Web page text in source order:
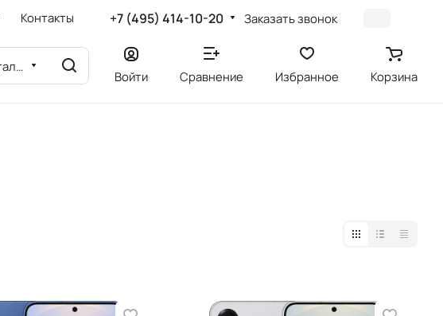
Контакты +7 (495) 414-10-20 Заказать звонок
Каталог
Войти Сравнение Избранное Корзина